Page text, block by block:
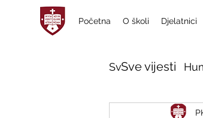
Početna O školi Djelatnici
Sve vijesti
Sve vijesti